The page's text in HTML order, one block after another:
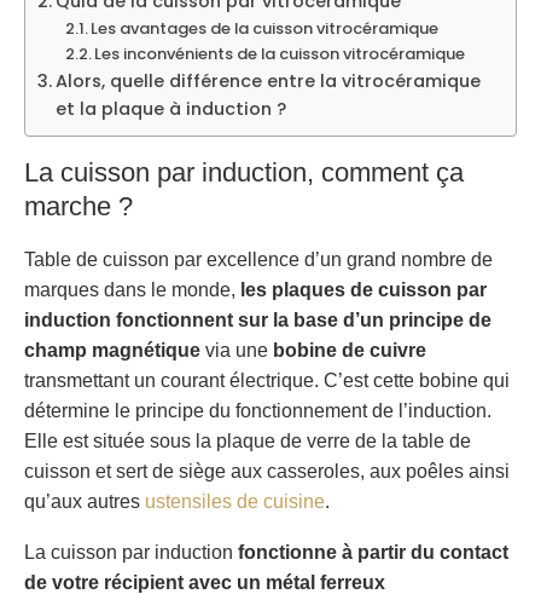
Les avantages de la cuisson vitrocéramique
Les inconvénients de la cuisson vitrocéramique
Alors, quelle différence entre la vitrocéramique
et la plaque à induction ?
La cuisson par induction, comment ça
marche ?
Table de cuisson par excellence d’un grand nombre de
marques dans le monde, les plaques de cuisson par
induction fonctionnent sur la base d’un principe de
champ magnétique via une bobine de cuivre
transmettant un courant électrique. C’est cette bobine qui
détermine le principe du fonctionnement de l’induction.
Elle est située sous la plaque de verre de la table de
cuisson et sert de siège aux casseroles, aux poêles ainsi
qu’aux autres ustensiles de cuisine.
La cuisson par induction fonctionne à partir du contact
de votre récipient avec un métal ferreux